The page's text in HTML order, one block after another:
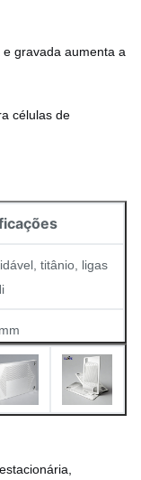
gravada aumenta a
células de
titânio, ligas
mm